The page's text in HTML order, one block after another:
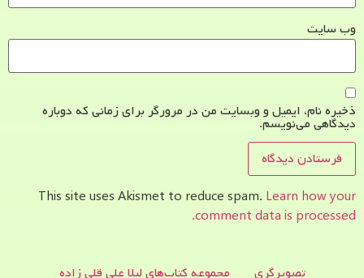
وب‌ سایت
ذخیره نام، ایمیل و وبسایت من در مرورگر برای زمانی که دوباره
دیدگاهی می‌نویسم.
This site uses Akismet to reduce spam. Learn how your
comment data is processed.
تصویرگری مجموعه کتاب‌های لیلا علی قلی زاده